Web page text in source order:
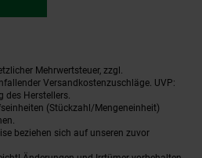
Mehrwertsteuer, zzgl.
Versandkostenzuschläge. UVP:
des Herstellers.
(Stückzahl/Mengeneinheit)
beziehen sich auf unseren zuvor